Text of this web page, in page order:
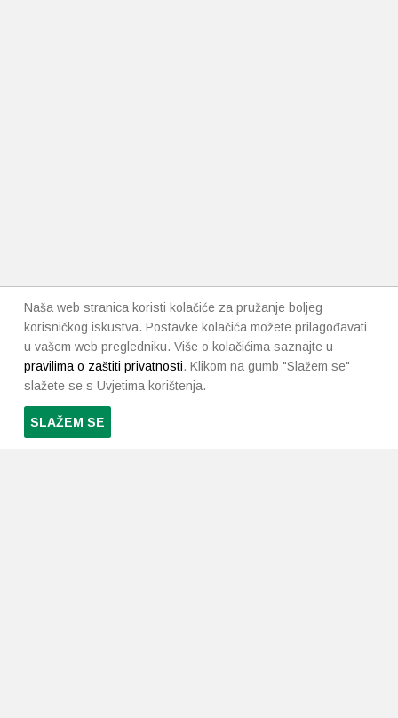
Naša web stranica koristi kolačiće za pružanje boljeg
korisničkog iskustva. Postavke kolačića možete prilagođavati
u vašem web pregledniku. Više o kolačićima saznajte u
pravilima o zaštiti privatnosti. Klikom na gumb "Slažem se"
slažete se s Uvjetima korištenja.
SLAŽEM SE